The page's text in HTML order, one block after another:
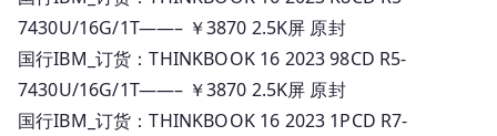
7430U/16G/1T——– ￥3870 2.5K屏 原封
国行IBM_订货：THINKBOOK 16 2023 98CD R5-
7430U/16G/1T——– ￥3870 2.5K屏 原封
国行IBM_订货：THINKBOOK 16 2023 1PCD R7-